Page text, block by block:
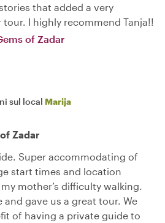
that added a very
I highly recommend Tanja!!
of Zadar
sul local Marija
Zadar
Super accommodating of
start times and location
mother’s difficulty walking.
and gave us a great tour. We
of having a private guide to